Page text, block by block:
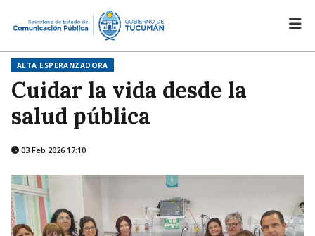
ALTA ESPERANZADORA
Cuidar la vida desde la
salud pública
03 Feb 2026 17:10